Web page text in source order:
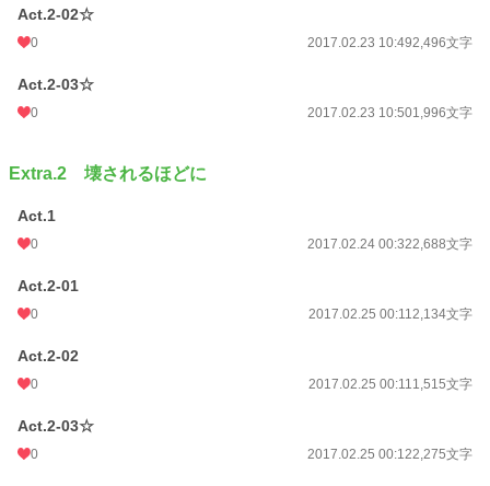
Act.2-02☆
0 2017.02.23 10:492,496文字
Act.2-03☆
0 2017.02.23 10:501,996文字
Extra.2 壊されるほどに
Act.1
0 2017.02.24 00:322,688文字
Act.2-01
0 2017.02.25 00:112,134文字
Act.2-02
0 2017.02.25 00:111,515文字
Act.2-03☆
0 2017.02.25 00:122,275文字